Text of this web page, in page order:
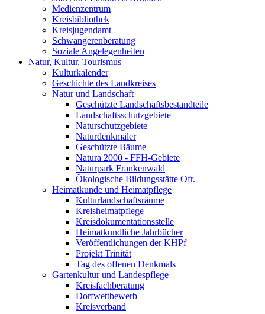
Medienzentrum
Kreisbibliothek
Kreisjugendamt
Schwangerenberatung
Soziale Angelegenheiten
Natur, Kultur, Tourismus
Kulturkalender
Geschichte des Landkreises
Natur und Landschaft
Geschützte Landschaftsbestandteile
Landschaftsschutzgebiete
Naturschutzgebiete
Naturdenkmäler
Geschützte Bäume
Natura 2000 - FFH-Gebiete
Naturpark Frankenwald
Ökologische Bildungsstätte Ofr.
Heimatkunde und Heimatpflege
Kulturlandschaftsräume
Kreisheimatpflege
Kreisdokumentationsstelle
Heimatkundliche Jahrbücher
Veröffentlichungen der KHPf
Projekt Trinität
Tag des offenen Denkmals
Gartenkultur und Landespflege
Kreisfachberatung
Dorfwettbewerb
Kreisverband